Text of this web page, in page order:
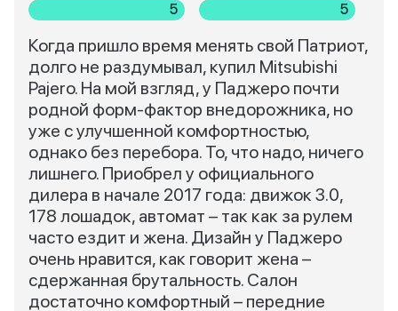
5 5
Когда пришло время менять свой Патриот,
долго не раздумывал, купил Mitsubishi
Pajero. На мой взгляд, у Паджеро почти
родной форм-фактор внедорожника, но
уже с улучшенной комфортностью,
однако без перебора. То, что надо, ничего
лишнего. Приобрел у официального
дилера в начале 2017 года: движок 3.0,
178 лошадок, автомат – так как за рулем
часто ездит и жена. Дизайн у Паджеро
очень нравится, как говорит жена –
сдержанная брутальность. Салон
достаточно комфортный – передние